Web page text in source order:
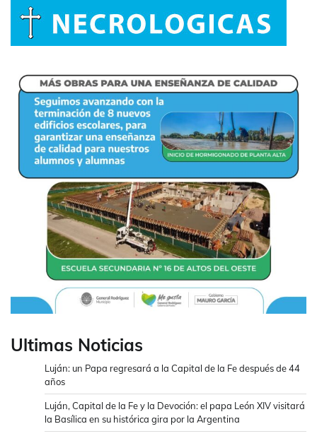
Ultimas Noticias
Luján: un Papa regresará a la Capital de la Fe después de 44
años
Luján, Capital de la Fe y la Devoción: el papa León XIV visitará
la Basílica en su histórica gira por la Argentina